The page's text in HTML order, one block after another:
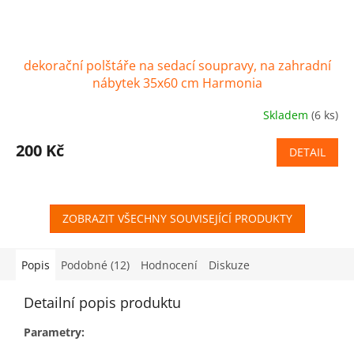
dekorační polštáře na sedací soupravy, na zahradní
nábytek 35x60 cm Harmonia
Skladem (6 ks)
200 Kč DETAIL
ZOBRAZIT VŠECHNY SOUVISEJÍCÍ PRODUKTY
Popis Podobné (12) Hodnocení Diskuze
Detailní popis produktu
Parametry: